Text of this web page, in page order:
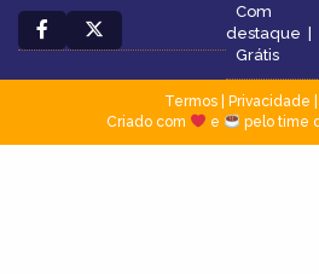
Com
destaque |
Grátis
Termos| Privacidade
Criado com
e pelo time